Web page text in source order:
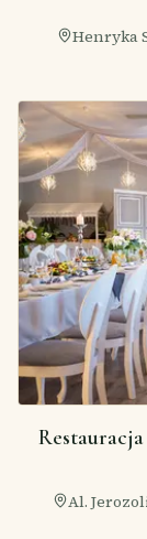
Henryka
Al.